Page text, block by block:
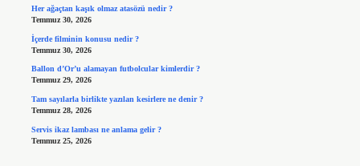
Her ağaçtan kaşık olmaz atasözü nedir ?
Temmuz 30, 2026
İçerde filminin konusu nedir ?
Temmuz 30, 2026
Ballon d’Or’u alamayan futbolcular kimlerdir ?
Temmuz 29, 2026
Tam sayılarla birlikte yazılan kesirlere ne denir ?
Temmuz 28, 2026
Servis ikaz lambası ne anlama gelir ?
Temmuz 25, 2026